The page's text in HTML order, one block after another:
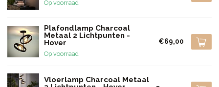
Op voorraad
Plafondlamp Charcoal
Metaal 2 Lichtpunten -
Hover
Op voorraad
€69,00
Vloerlamp Charcoal Metaal